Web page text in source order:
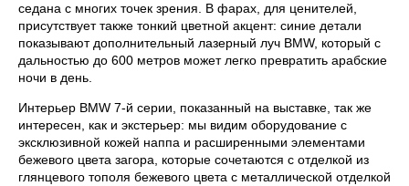
седана с многих точек зрения. В фарах, для ценителей,
присутствует также тонкий цветной акцент: синие детали
показывают дополнительный лазерный луч BMW, который с
дальностью до 600 метров может легко превратить арабские
ночи в день.
Интерьер BMW 7-й серии, показанный на выставке, так же
интересен, как и экстерьер: мы видим оборудование с
эксклюзивной кожей наппа и расширенными элементами
бежевого цвета загора, которые сочетаются с отделкой из
глянцевого тополя бежевого цвета с металлической отделкой